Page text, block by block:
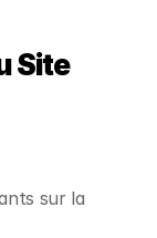
Site
sur la